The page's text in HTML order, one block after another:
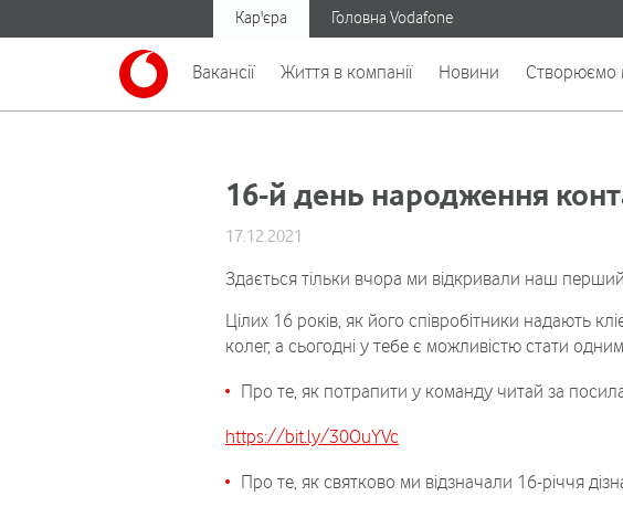
Кар'єра Головна Vodafone
Вакансії Життя в компанії Новини Створюємо
16-й день народження
17.12.2021
Здається тільки вчора ми відкривали наш
Цілих 16 років, як його співробітники надають
колег, а сьогодні у тебе є можливістю стати одним
Про те, як потрапити у команду читай за
https://bit.ly/30OuYVc
Про те, як святково ми відзначали 16-річчя